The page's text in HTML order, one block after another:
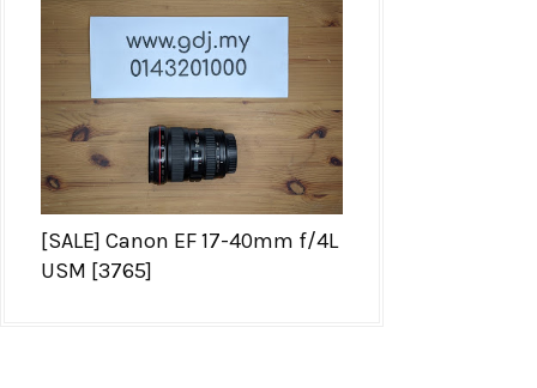
[SALE] Canon EF 17-40mm f/4L
USM [3765]